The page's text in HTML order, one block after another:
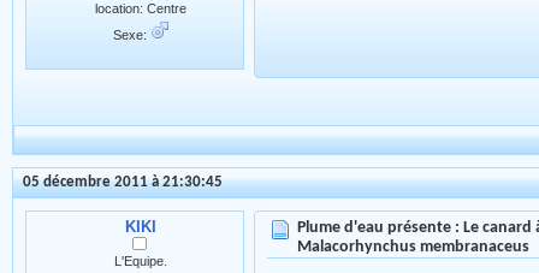
location: Centre
Sexe:
05 décembre 2011 à 21:30:45
KIKI
L'Equipe.
Plume d'eau présente : Le canard
Malacorhynchus membranaceus